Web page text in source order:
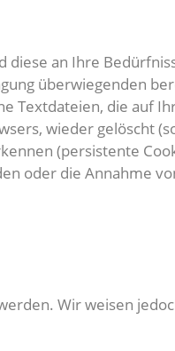
an Ihre
überwiegenden
Textdateien, die auf
wieder gelöscht
(persistente
oder die Annahme
Wir weisen